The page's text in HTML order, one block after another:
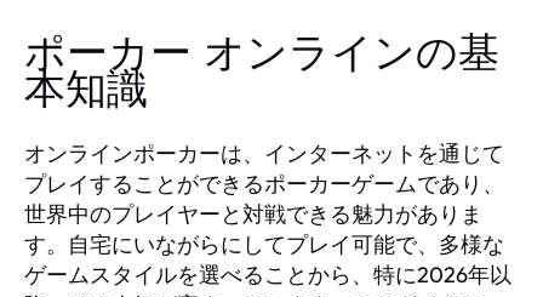
ポーカー オンラインの基
本知識
オンラインポーカーは、インターネットを通じて
プレイすることができるポーカーゲームであり、
世界中のプレイヤーと対戦できる魅力がありま
す。自宅にいながらにしてプレイ可能で、多様な
ゲームスタイルを選べることから、特に2026年以